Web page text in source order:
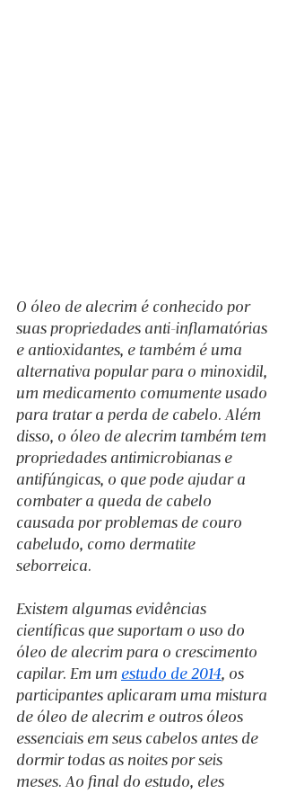
O óleo de alecrim é conhecido por
suas propriedades anti-inflamatórias
e antioxidantes, e também é uma
alternativa popular para o minoxidil,
um medicamento comumente usado
para tratar a perda de cabelo. Além
disso, o óleo de alecrim também tem
propriedades antimicrobianas e
antifúngicas, o que pode ajudar a
combater a queda de cabelo
causada por problemas de couro
cabeludo, como dermatite
seborreica.
Existem algumas evidências
científicas que suportam o uso do
óleo de alecrim para o crescimento
capilar. Em um estudo de 2014, os
participantes aplicaram uma mistura
de óleo de alecrim e outros óleos
essenciais em seus cabelos antes de
dormir todas as noites por seis
meses. Ao final do estudo, eles